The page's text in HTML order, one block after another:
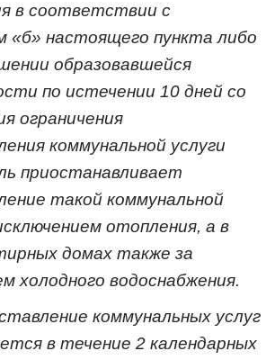
в соответствии с
«б» настоящего пункта либо
образовавшейся
по истечении 10 дней со
ограничения
коммунальной услуги
приостанавливает
такой коммунальной
отопления, а в
домах также за
холодного водоснабжения.
коммунальных услуг
в течение 2 календарных